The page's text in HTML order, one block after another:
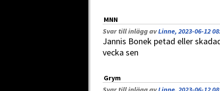
MNN
Svar till inlägg avLinne, 2023-06-12
Jannis Bonek petad eller
vecka sen
Grym